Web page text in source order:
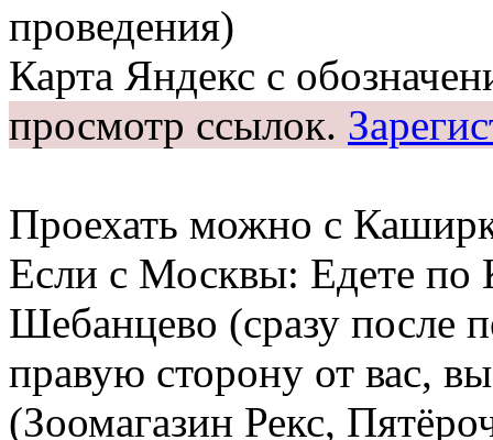
проведения)
Карта Яндекс с
просмотр ссылок.
Проехать можно с
Если с Москвы: Едете
Шебанцево (сразу после
правую сторону от вас,
(Зоомагазин Рекс,